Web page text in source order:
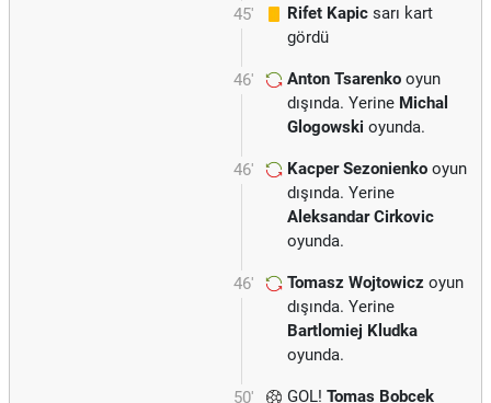
45' Rifet Kapic sarı kart
gördü
46' Anton Tsarenko oyun
dışında. Yerine Michal
Glogowski oyunda.
46' Kacper Sezonienko oyun
dışında. Yerine
Aleksandar Cirkovic
oyunda.
46' Tomasz Wojtowicz oyun
dışında. Yerine
Bartlomiej Kludka
oyunda.
50' GOL! Tomas Bobcek